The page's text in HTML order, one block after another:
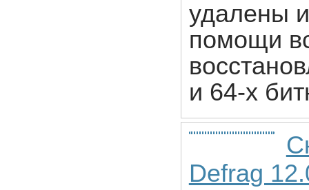
удалены
помощи
и 64-х
Defrag